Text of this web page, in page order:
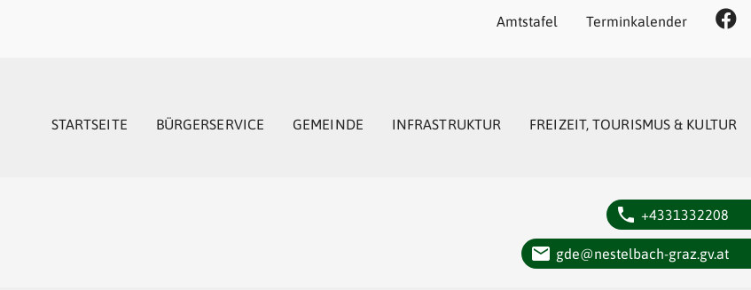
Amtstafel Terminkalender
STARTSEITE BÜRGERSERVICE GEMEINDE INFRASTRUKTUR FREIZEIT, TOURISMUS & KULTUR
phone +4331332208
email gde@nestelbach-graz.gv.at